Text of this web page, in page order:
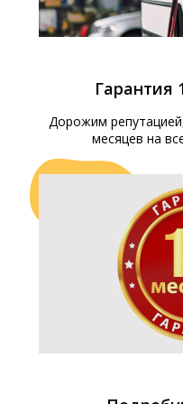
Русификация
Наши специалисты
китайскими моделями
адаптировать их к
Вы всегда можете
информацию о наших
на сайте или позвонить
консультацию по
Не откладывайте
потом - обратитесь к
наслаждайтесь
автомобиля в Москве!
Гарантия
Дорожим
месяцев на